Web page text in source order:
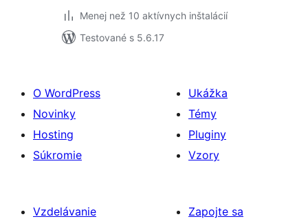
Menej než 10 aktívnych inštalácií
Testované s 5.6.17
O WordPress
Novinky
Hosting
Súkromie
Ukážka
Témy
Pluginy
Vzory
Vzdelávanie
Zapojte sa